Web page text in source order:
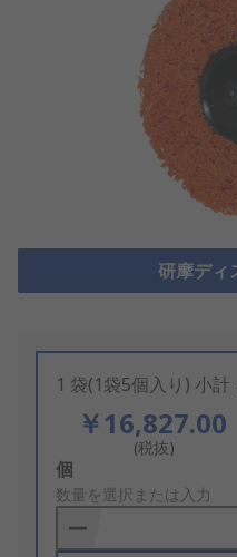
研摩ディ
1 袋(1袋5個入り) 小計
￥16,827.00
(税抜)
Add
to
Basket
個
数量を選択または入力